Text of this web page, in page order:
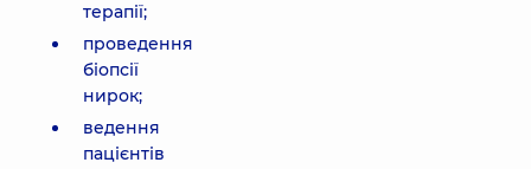
терапії;
проведення
біопсії
нирок;
ведення
пацієнтів